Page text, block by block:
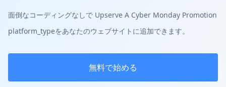
面倒なコーディングなしで Upserve A Cyber Monday Promotion
platform_typeをあなたのウェブサイトに追加できます。
無料で始める